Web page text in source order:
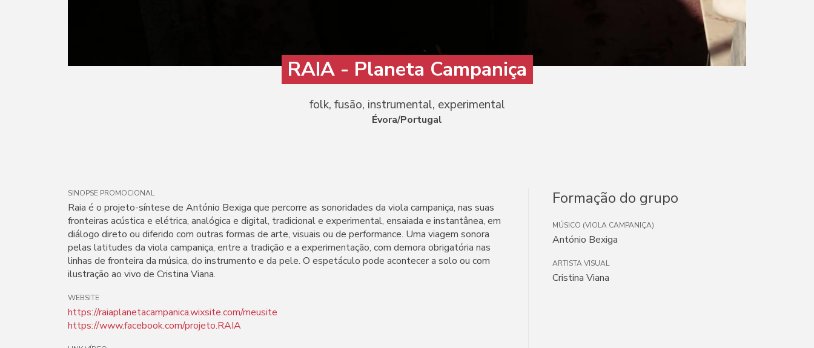
RAIA - Planeta Campaniça
folk, fusão, instrumental, experimental
Évora/Portugal
SINOPSE PROMOCIONAL
Raia é o projeto-síntese de António Bexiga que percorre as sonoridades da viola campaniça, nas suas
fronteiras acústica e elétrica, analógica e digital, tradicional e experimental, ensaiada e instantânea, em
diálogo direto ou diferido com outras formas de arte, visuais ou de performance. Uma viagem sonora
pelas latitudes da viola campaniça, entre a tradição e a experimentação, com demora obrigatória nas
linhas de fronteira da música, do instrumento e da pele. O espetáculo pode acontecer a solo ou com
ilustração ao vivo de Cristina Viana.
WEBSITE
https://raiaplanetacampanica.wixsite.com/meusite
https://www.facebook.com/projeto.RAIA
Formação do grupo
MÚSICO (VIOLA CAMPANIÇA)
António Bexiga
ARTISTA VISUAL
Cristina Viana